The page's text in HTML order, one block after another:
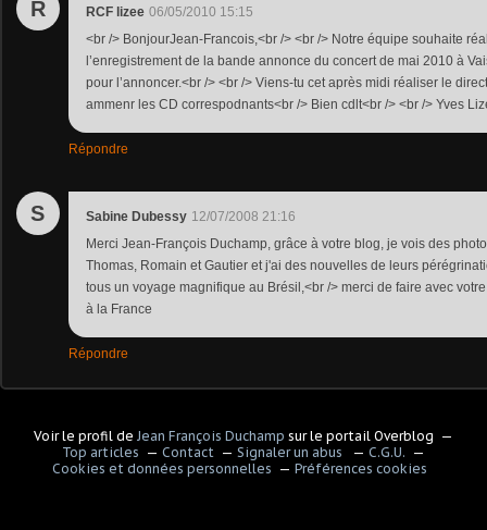
R RCF lizee 06/05/2010 15:15
<br /> BonjourJean-Francois,<br /> <br /> Notre équipe souhaite
l’enregistrement de la bande annonce du concert de mai 2010 à
pour l’annoncer.<br /> <br /> Viens-tu cet après midi réaliser le
ammenr les CD correspodnants<br /> Bien cdlt<br /> <br /> Yves
Répondre
S Sabine Dubessy 12/07/2008 21:16
Merci Jean-François Duchamp, grâce à votre blog, je vois des
Thomas, Romain et Gautier et j'ai des nouvelles de leurs
tous un voyage magnifique au Brésil,<br /> merci de faire avec
à la France
Répondre
Voir le profil de Jean François Duchamp sur le portail Overblog
Top articles
Contact Signaler un abus
C.G.U.
Cookies et données personnelles
Préférences cookies